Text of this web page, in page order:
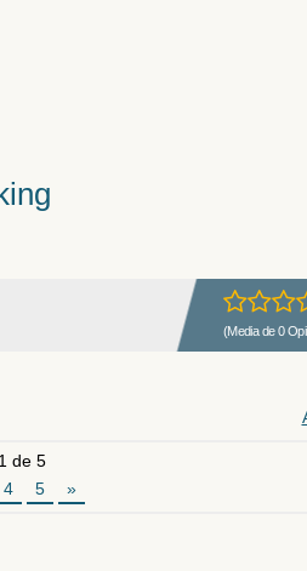
(Media de 0
de 5
4 5 »